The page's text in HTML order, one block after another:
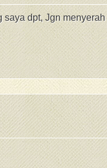
saya dpt, Jgn